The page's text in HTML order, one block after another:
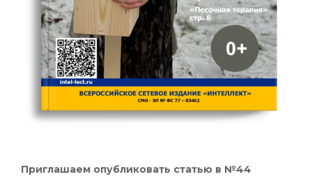
Приглашаем опубликовать статью в №44